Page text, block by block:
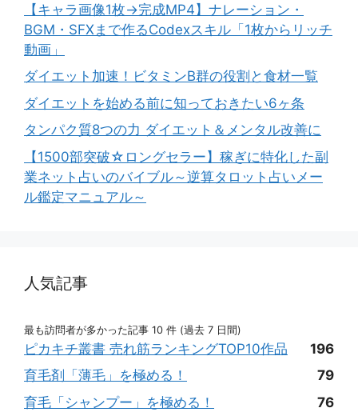
【キャラ画像1枚→完成MP4】ナレーション・
BGM・SFXまで作るCodexスキル「1枚からリッチ
動画」
ダイエット加速！ビタミンB群の役割と食材一覧
ダイエットを始める前に知っておきたい6ヶ条
タンパク質8つの力 ダイエット＆メンタル改善に
【1500部突破☆ロングセラー】稼ぎに特化した副
業ネット占いのバイブル～逆算タロット占いメー
ル鑑定マニュアル～
人気記事
最も訪問者が多かった記事 10 件 (過去 7 日間)
ピカキチ叢書 売れ筋ランキングTOP10作品
196
育毛剤「薄毛」を極める！
79
育毛「シャンプー」を極める！
76